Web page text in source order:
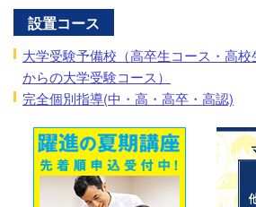
設置コース
大学受験予備校（高卒生コース・高
からの大学受験コース）
完全個別指導(中・高・高卒・高認)